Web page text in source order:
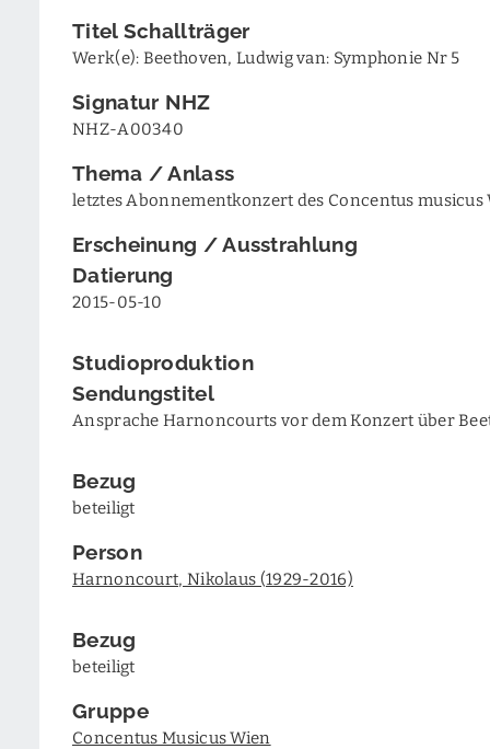
Titel Schallträger
Werk(e): Beethoven, Ludwig van: Symphonie Nr 5
Signatur NHZ
NHZ-A00340
Thema / Anlass
letztes Abonnementkonzert des Concentus musicus
Erscheinung / Ausstrahlung
Datierung
2015-05-10
Studioproduktion
Sendungstitel
Ansprache Harnoncourts vor dem Konzert über
Bezug
beteiligt
Person
Harnoncourt, Nikolaus (1929-2016)
Bezug
beteiligt
Gruppe
Concentus Musicus Wien